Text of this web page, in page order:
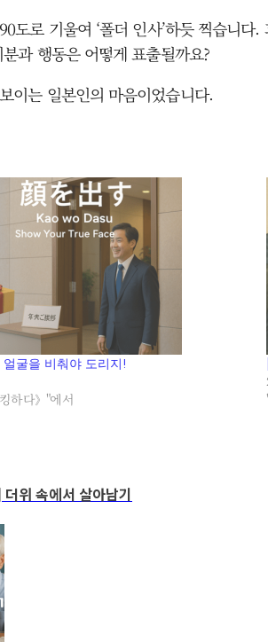
도로 기울여 ‘폴더 인사’하듯 찍습니
과 행동은 어떻게 표출될까요?
이는 일본인의 마음이었습니다.
굴을 비춰야 도리지!
하다》"에서
위 속에서 살아남기